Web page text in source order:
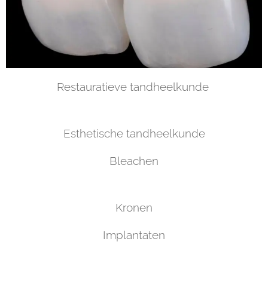
Restauratieve tandheelkunde
Esthetische tandheelkunde
Bleachen
Kronen
Implantaten